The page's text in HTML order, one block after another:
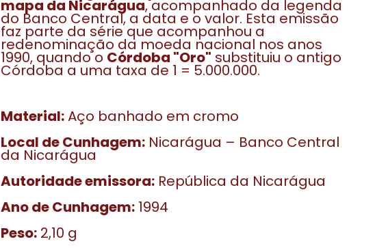
mapa da Nicarágua, acompanhado da legenda
do Banco Central, a data e o valor. Esta emissão
faz parte da série que acompanhou a
redenominação da moeda nacional nos anos
1990, quando o Córdoba "Oro" substituiu o antigo
Córdoba a uma taxa de 1 = 5.000.000.
Material:Aço banhado em cromo
Local de Cunhagem:Nicarágua – Banco Central
da Nicarágua
Autoridade emissora:República da Nicarágua
Ano de Cunhagem:1994
Peso:2,10 g